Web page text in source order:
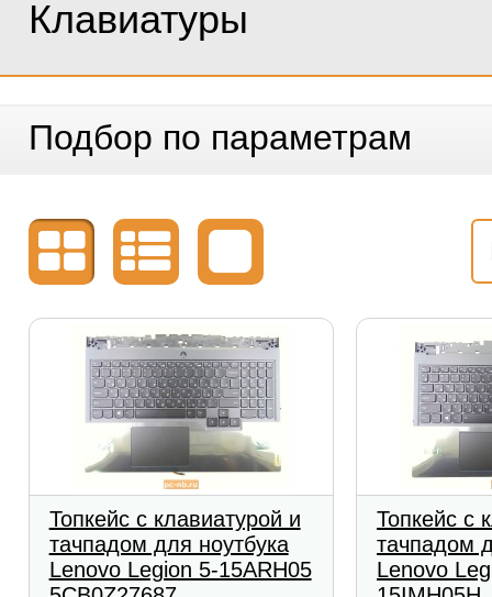
Клавиатуры
Подбор по параметрам
Топкейс с клавиатурой и
тачпадом для ноутбука
Lenovo Legion 5-15ARH05
Топкейс с
тачпадом
Lenovo